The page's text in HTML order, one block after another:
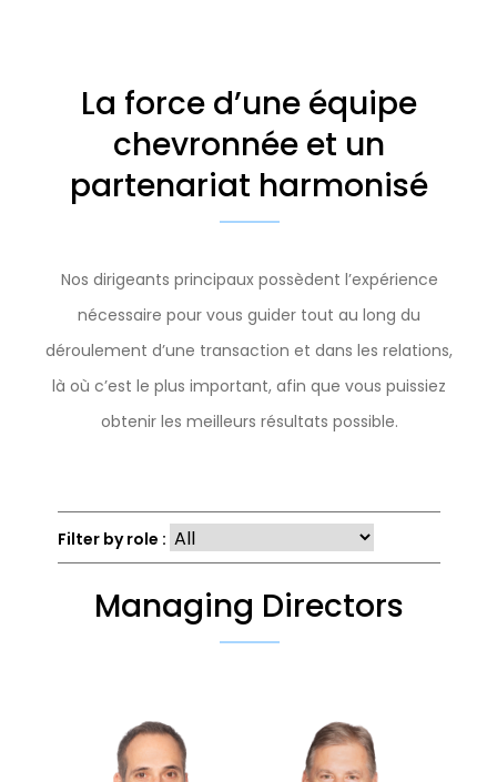
La force d’une équipe
chevronnée et un
partenariat harmonisé
Nos dirigeants principaux possèdent l’expérience
nécessaire pour vous guider tout au long du
déroulement d’une transaction et dans les relations,
là où c’est le plus important, afin que vous puissiez
obtenir les meilleurs résultats possible.
Filter by role :
Managing Directors